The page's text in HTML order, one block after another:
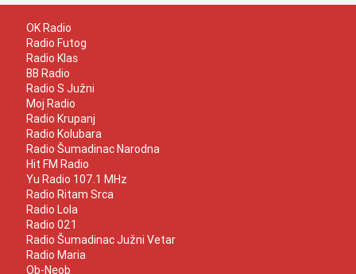
OK Radio
Radio Futog
Radio Klas
BB Radio
Radio S Južni
Moj Radio
Radio Krupanj
Radio Kolubara
Radio Šumadinac Narodna
Hit FM Radio
Yu Radio 107.1 MHz
Radio Ritam Srca
Radio Lola
Radio 021
Radio Šumadinac Južni Vetar
Radio Maria
Ob-Neob